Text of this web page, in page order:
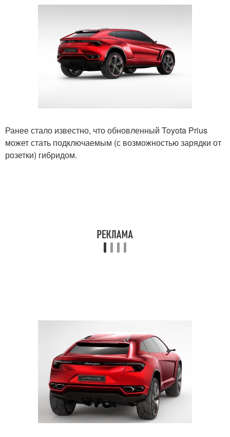
Ранее стало известно, что обновленный Toyota Prius
может стать подключаемым (с возможностью зарядки от
розетки) гибридом.